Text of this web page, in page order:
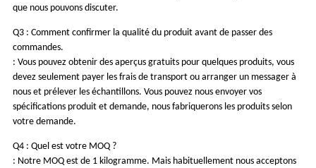
que nous pouvons discuter.
Q3 : Comment confirmer la qualité du produit avant de passer des
commandes.
: Vous pouvez obtenir des aperçus gratuits pour quelques produits, vous
devez seulement payer les frais de transport ou arranger un messager à
nous et prélever les échantillons. Vous pouvez nous envoyer vos
spécifications produit et demande, nous fabriquerons les produits selon
votre demande.
Q4 : Quel est votre MOQ ?
: Notre MOQ est de 1 kilogramme. Mais habituellement nous acceptons